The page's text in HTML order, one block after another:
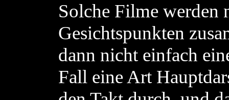
Solche Filme werden
Gesichtspunkten
dann nicht einfach
Fall eine Art